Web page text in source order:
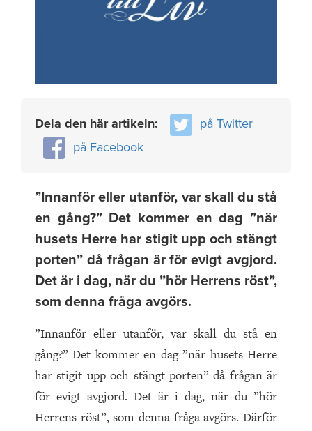
Dela den här artikeln:
på Twitter
på Facebook
”Innanför eller utanför, var skall du stå
en gång?” Det kommer en dag ”när
husets Herre har stigit upp och stängt
porten” då frågan är för evigt avgjord.
Det är i dag, när du ”hör Herrens röst”,
som denna fråga avgörs.
”Innanför eller utanför, var skall du stå en
gång?” Det kommer en dag ”när husets Herre
har stigit upp och stängt porten” då frågan är
för evigt avgjord. Det är i dag, när du ”hör
Herrens röst”, som denna fråga avgörs. Därför